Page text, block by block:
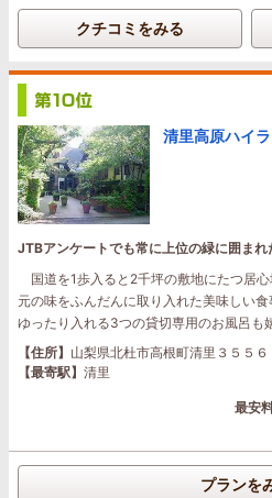
クチコミをみる
清里高原ハイ
JTBアンケートでも常に上位の緑に囲まれ
国道を1歩入ると2千坪の敷地にたつ居
元の味をふんだんに取り入れた美味しい
ゆったり入れる3つの貸切専用のお風呂も
【住所】 山梨県北杜市高根町清里３５５６
【最寄駅】 清里
最安
プランを